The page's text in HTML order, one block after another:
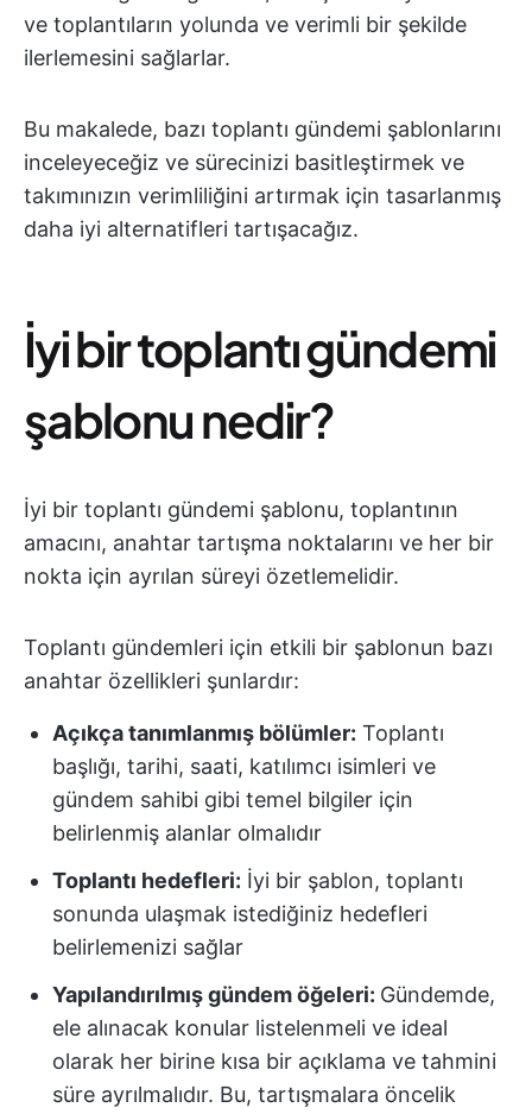
ve toplantıların yolunda ve verimli bir şekilde
ilerlemesini sağlarlar.
Bu makalede, bazı toplantı gündemi şablonlarını
inceleyeceğiz ve sürecinizi basitleştirmek ve
takımınızın verimliliğini artırmak için tasarlanmış
daha iyi alternatifleri tartışacağız.
İyi bir toplantı gündemi
şablonu nedir?
İyi bir toplantı gündemi şablonu, toplantının
amacını, anahtar tartışma noktalarını ve her bir
nokta için ayrılan süreyi özetlemelidir.
Toplantı gündemleri için etkili bir şablonun bazı
anahtar özellikleri şunlardır:
Açıkça tanımlanmış bölümler: Toplantı
başlığı, tarihi, saati, katılımcı isimleri ve
gündem sahibi gibi temel bilgiler için
belirlenmiş alanlar olmalıdır
Toplantı hedefleri: İyi bir şablon, toplantı
sonunda ulaşmak istediğiniz hedefleri
belirlemenizi sağlar
Yapılandırılmış gündem öğeleri: Gündemde,
ele alınacak konular listelenmeli ve ideal
olarak her birine kısa bir açıklama ve tahmini
süre ayrılmalıdır. Bu, tartışmalara öncelik